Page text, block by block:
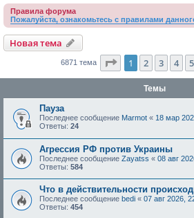
Правила форума
Пожалуйста, ознакомьтесь с правилами
Новая тема
6871 тема Страница из 197
1 2 3 4 5
Темы
Пауза
Последнее сообщение Marmot « 18 мар
Ответы: 24
Агрессия РФ против Украины
Последнее сообщение Zayatss « 08 авг
Ответы: 584
Что в действительности
Последнее сообщение bedi « 07 авг 2026,
Ответы: 454